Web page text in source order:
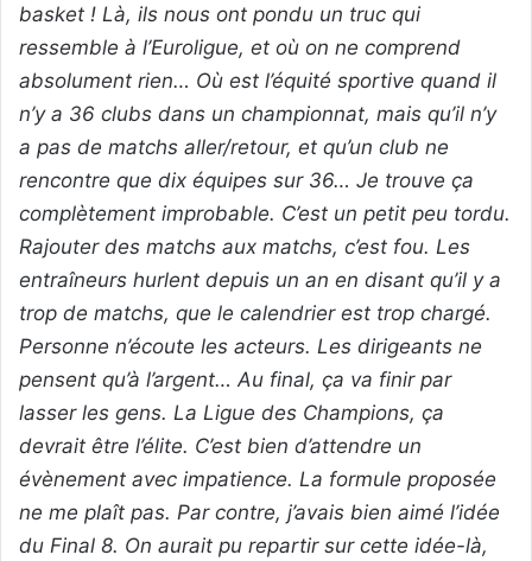
basket ! Là, ils nous ont pondu un truc qui
ressemble à l’Euroligue, et où on ne comprend
absolument rien… Où est l’équité sportive quand il
n’y a 36 clubs dans un championnat, mais qu’il n’y
a pas de matchs aller/retour, et qu’un club ne
rencontre que dix équipes sur 36… Je trouve ça
complètement improbable. C’est un petit peu tordu.
Rajouter des matchs aux matchs, c’est fou. Les
entraîneurs hurlent depuis un an en disant qu’il y a
trop de matchs, que le calendrier est trop chargé.
Personne n’écoute les acteurs. Les dirigeants ne
pensent qu’à l’argent… Au final, ça va finir par
lasser les gens. La Ligue des Champions, ça
devrait être l’élite. C’est bien d’attendre un
évènement avec impatience. La formule proposée
ne me plaît pas. Par contre, j’avais bien aimé l’idée
du Final 8. On aurait pu repartir sur cette idée-là,